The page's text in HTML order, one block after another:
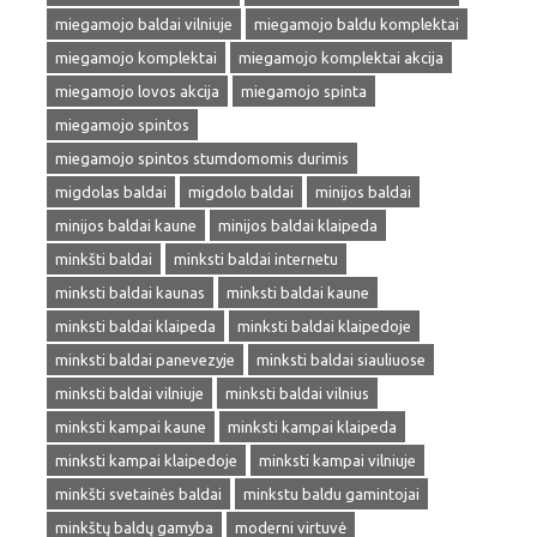
miegamojo baldai vilniuje
miegamojo baldu komplektai
miegamojo komplektai
miegamojo komplektai akcija
miegamojo lovos akcija
miegamojo spinta
miegamojo spintos
miegamojo spintos stumdomomis durimis
migdolas baldai
migdolo baldai
minijos baldai
minijos baldai kaune
minijos baldai klaipeda
minkšti baldai
minksti baldai internetu
minksti baldai kaunas
minksti baldai kaune
minksti baldai klaipeda
minksti baldai klaipedoje
minksti baldai panevezyje
minksti baldai siauliuose
minksti baldai vilniuje
minksti baldai vilnius
minksti kampai kaune
minksti kampai klaipeda
minksti kampai klaipedoje
minksti kampai vilniuje
minkšti svetainės baldai
minkstu baldu gamintojai
minkštų baldų gamyba
moderni virtuvė